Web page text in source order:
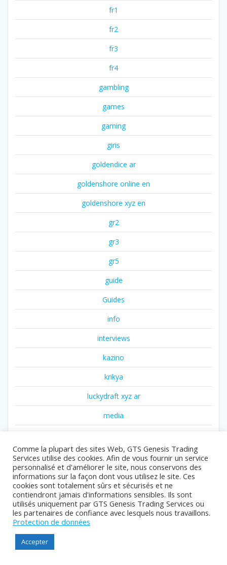
fr1
fr2
fr3
fr4
gambling
games
gaming
giris
goldendice ar
goldenshore online en
goldenshore xyz en
gr2
gr3
gr5
guide
Guides
info
interviews
kazino
krikya
luckydraft xyz ar
media
media22
news
news011
news06
Comme la plupart des sites Web, GTS Genesis Trading
Services utilise des cookies. Afin de vous fournir un service
personnalisé et d'améliorer le site, nous conservons des
informations sur la façon dont vous utilisez le site. Ces
cookies sont totalement sûrs et sécurisés et ne
contiendront jamais d'informations sensibles. Ils sont
utilisés uniquement par GTS Genesis Trading Services ou
les partenaires de confiance avec lesquels nous travaillons.
Protection de données
Accepter